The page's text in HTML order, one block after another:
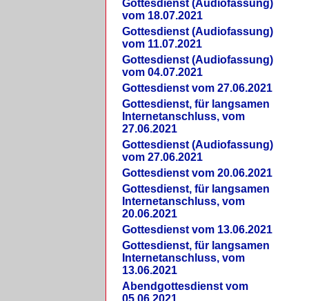
Gottesdienst (Audiofassung)
vom 18.07.2021
Gottesdienst (Audiofassung)
vom 11.07.2021
Gottesdienst (Audiofassung)
vom 04.07.2021
Gottesdienst vom 27.06.2021
Gottesdienst, für langsamen
Internetanschluss, vom
27.06.2021
Gottesdienst (Audiofassung)
vom 27.06.2021
Gottesdienst vom 20.06.2021
Gottesdienst, für langsamen
Internetanschluss, vom
20.06.2021
Gottesdienst vom 13.06.2021
Gottesdienst, für langsamen
Internetanschluss, vom
13.06.2021
Abendgottesdienst vom